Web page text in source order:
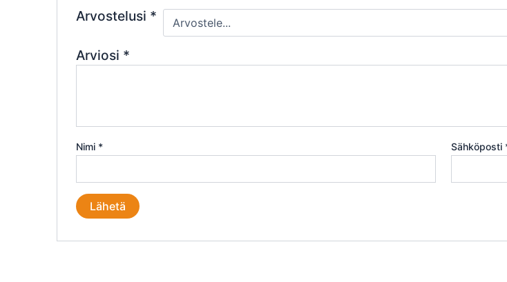
Arvostelusi *
Arviosi *
Nimi * Sähköposti